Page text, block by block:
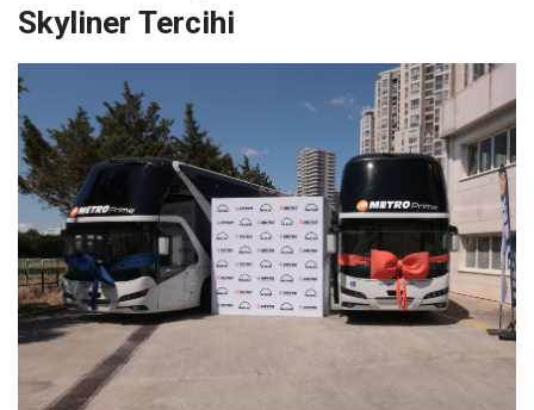
Skyliner Tercihi